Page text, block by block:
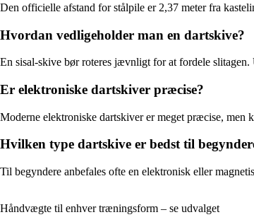
Den officielle afstand for stålpile er 2,37 meter fra
Hvordan vedligeholder man en dartskive?
En sisal-skive bør roteres jævnligt for at fordele
Er elektroniske dartskiver præcise?
Moderne elektroniske dartskiver er meget præcise, men
Hvilken type dartskive er bedst til
Til begyndere anbefales ofte en elektronisk eller
Håndvægte til enhver træningsform – se udvalget